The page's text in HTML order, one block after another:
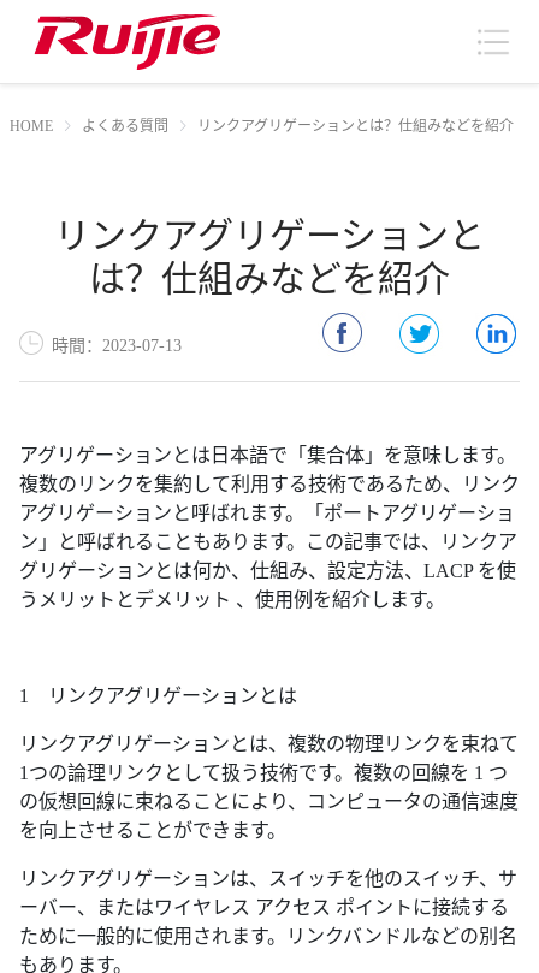
HOME よくある質問 リンクアグリゲーションとは？仕組みなどを紹介
リンクアグリゲーションと
は？仕組みなどを紹介
時間：2023-07-13
アグリゲーションとは日本語で「集合体」を意味します。
複数のリンクを集約して利用する技術であるため、リンク
アグリゲーションと呼ばれます。「ポートアグリゲーショ
ン」と呼ばれることもあります。この記事では、リンクア
グリゲーションとは何か、仕組み、設定方法、LACP を使
うメリットとデメリット 、使用例を紹介します。
1 リンクアグリゲーションとは
リンクアグリゲーションとは、複数の物理リンクを束ねて
1つの論理リンクとして扱う技術です。複数の回線を 1 つ
の仮想回線に束ねることにより、コンピュータの通信速度
を向上させることができます。
リンクアグリゲーションは、スイッチを他のスイッチ、サ
ーバー、またはワイヤレス アクセス ポイントに接続する
ために一般的に使用されます。リンクバンドルなどの別名
もあります。